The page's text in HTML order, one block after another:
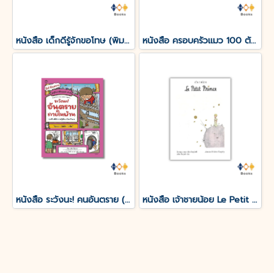
หนังสือ เด็กดีรู้จักขอโทษ (พิมพ์ครั้งที่ 3) หนังสือ ครอบครัวแมว 100 ตัว (ปกแข็ง)
หนังสือ ระวังนะ! คนอันตราย (ปกอ่อน) หนังสือ เจ้าชายน้อย Le Petit Prince